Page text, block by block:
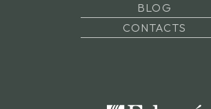
BLOG
CONTACTS